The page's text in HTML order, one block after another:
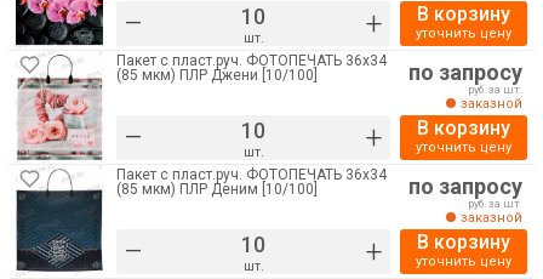
– шт. + В корзину
уточнить цену
Пакет с пласт.руч. ФОТОПЕЧАТЬ 36х34
(85 мкм) ПЛР Джени [10/100]
– шт. +
по запросу
руб. за шт.
заказной
В корзину
уточнить цену
Пакет с пласт.руч. ФОТОПЕЧАТЬ 36х34
(85 мкм) ПЛР Деним [10/100]
– шт. +
по запросу
руб. за шт.
заказной
В корзину
уточнить цену